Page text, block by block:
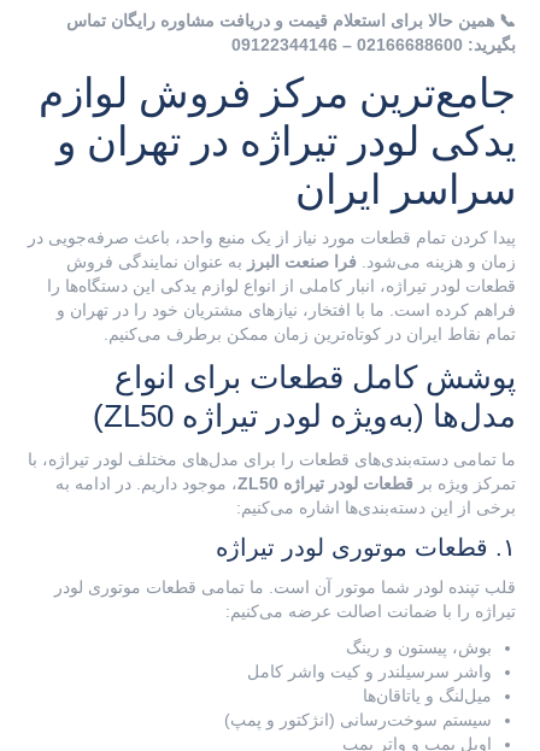
📞 همین حالا برای استعلام قیمت و دریافت مشاوره رایگان تماس
بگیرید: 02166688600 – 09122344146
جامع‌ترین مرکز فروش لوازم
یدکی لودر تیراژه در تهران و
سراسر ایران
پیدا کردن تمام قطعات مورد نیاز از یک منبع واحد، باعث صرفه‌جویی در
زمان و هزینه می‌شود. فرا صنعت البرز به عنوان نمایندگی فروش
قطعات لودر تیراژه، انبار کاملی از انواع لوازم یدکی این دستگاه‌ها را
فراهم کرده است. ما با افتخار، نیازهای مشتریان خود را در تهران و
تمام نقاط ایران در کوتاه‌ترین زمان ممکن برطرف می‌کنیم.
پوشش کامل قطعات برای انواع
مدل‌ها (به‌ویژه لودر تیراژه ZL50)
ما تمامی دسته‌بندی‌های قطعات را برای مدل‌های مختلف لودر تیراژه، با
تمرکز ویژه بر قطعات لودر تیراژه ZL50
، موجود داریم. در ادامه به
برخی از این دسته‌بندی‌ها اشاره می‌کنیم:
۱. قطعات موتوری لودر تیراژه
قلب تپنده لودر شما موتور آن است. ما تمامی قطعات موتوری لودر
تیراژه را با ضمانت اصالت عرضه می‌کنیم:
بوش، پیستون و رینگ
واشر سرسیلندر و کیت واشر کامل
میل‌لنگ و یاتاقان‌ها
سیستم سوخت‌رسانی (انژکتور و پمپ)
اویل پمپ و واتر پمپ